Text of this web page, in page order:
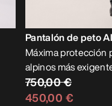
Pantalón de peto
Máxima protección
alpinos más
750,00 €
450,00 €